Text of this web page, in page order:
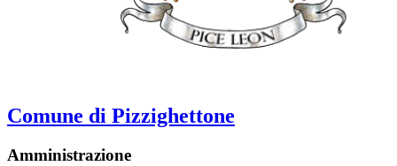
Comune di Pizzighettone
Amministrazione